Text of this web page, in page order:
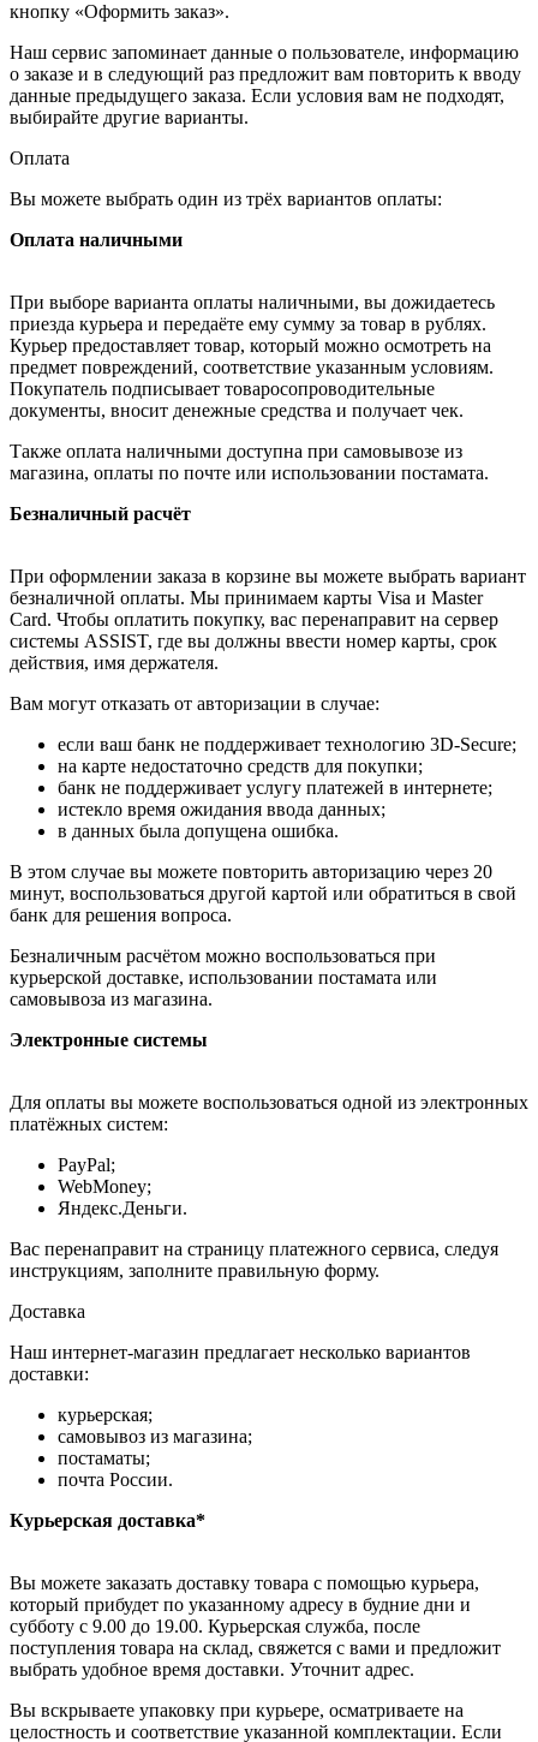
кнопку «Оформить заказ».
Наш сервис запоминает данные о пользователе, информацию
о заказе и в следующий раз предложит вам повторить к вводу
данные предыдущего заказа. Если условия вам не подходят,
выбирайте другие варианты.
Оплата
Вы можете выбрать один из трёх вариантов оплаты:
Оплата наличными
При выборе варианта оплаты наличными, вы дожидаетесь
приезда курьера и передаёте ему сумму за товар в рублях.
Курьер предоставляет товар, который можно осмотреть на
предмет повреждений, соответствие указанным условиям.
Покупатель подписывает товаросопроводительные
документы, вносит денежные средства и получает чек.
Также оплата наличными доступна при самовывозе из
магазина, оплаты по почте или использовании постамата.
Безналичный расчёт
При оформлении заказа в корзине вы можете выбрать вариант
безналичной оплаты. Мы принимаем карты Visa и Master
Card. Чтобы оплатить покупку, вас перенаправит на сервер
системы ASSIST, где вы должны ввести номер карты, срок
действия, имя держателя.
Вам могут отказать от авторизации в случае:
если ваш банк не поддерживает технологию 3D-Secure;
на карте недостаточно средств для покупки;
банк не поддерживает услугу платежей в интернете;
истекло время ожидания ввода данных;
в данных была допущена ошибка.
В этом случае вы можете повторить авторизацию через 20
минут, воспользоваться другой картой или обратиться в свой
банк для решения вопроса.
Безналичным расчётом можно воспользоваться при
курьерской доставке, использовании постамата или
самовывоза из магазина.
Электронные системы
Для оплаты вы можете воспользоваться одной из электронных
платёжных систем:
PayPal;
WebMoney;
Яндекс.Деньги.
Вас перенаправит на страницу платежного сервиса, следуя
инструкциям, заполните правильную форму.
Доставка
Наш интернет-магазин предлагает несколько вариантов
доставки:
курьерская;
самовывоз из магазина;
постаматы;
почта России.
Курьерская доставка*
Вы можете заказать доставку товара с помощью курьера,
который прибудет по указанному адресу в будние дни и
субботу с 9.00 до 19.00. Курьерская служба, после
поступления товара на склад, свяжется с вами и предложит
выбрать удобное время доставки. Уточнит адрес.
Вы вскрываете упаковку при курьере, осматриваете на
целостность и соответствие указанной комплектации. Если